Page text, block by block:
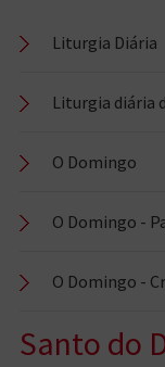
Liturgia Diária
Liturgia diária
O Domingo
O Domingo -
O Domingo -
Santo do